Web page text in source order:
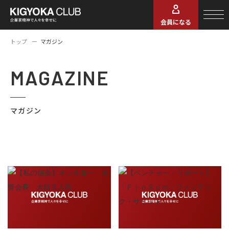
会員になる
トップ マガジン
MAGAZINE
マガジン